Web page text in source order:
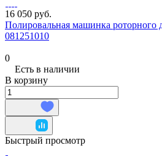
16 050 руб.
Полировальная машинка роторного
081251010
0
Есть в наличии
В корзину
Быстрый просмотр